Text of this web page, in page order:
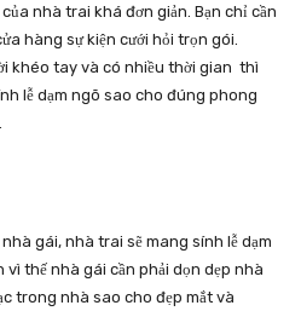
nhà trai khá đơn giản. Bạn chỉ cần
hàng sự kiện cưới hỏi trọn gói.
khéo tay và có nhiều thời gian thì
lễ dạm ngõ sao cho đúng phong
gái, nhà trai sẽ mang sính lễ dạm
thế nhà gái cần phải dọn dẹp nhà
trong nhà sao cho đẹp mắt và